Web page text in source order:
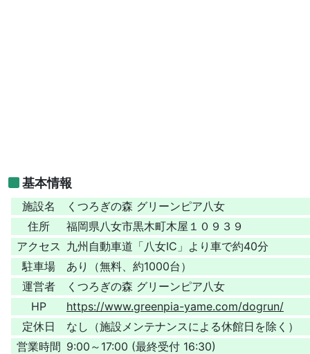
基本情報
施設名
くつろぎの森 グリーンピア八女
住所
福岡県八女市黒木町木屋１０９３９
アクセス 九州自動車道「八女IC」より車で約40分
駐車場
あり（無料、約1000台）
運営者
くつろぎの森 グリーンピア八女
HP
https://www.greenpia-yame.com/dogrun/
定休日
なし（施設メンテナンスによる休館日を除く）
営業時間 9:00～17:00 (最終受付 16:30)